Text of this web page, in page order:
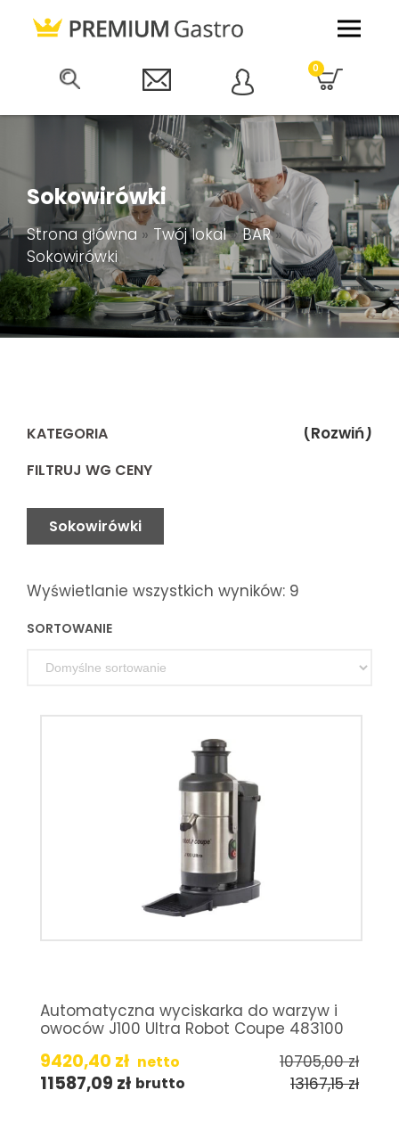
0
Sokowirówki
Strona główna » Twój lokal»BAR»
Sokowirówki
KATEGORIA (Rozwiń)
FILTRUJ WG CENY
Sokowirówki
Wyświetlanie wszystkich wyników: 9
SORTOWANIE
Automatyczna wyciskarka do warzyw i
owoców J100 Ultra Robot Coupe 483100
9420,40 zł netto 10705,00zł
11587,09 zł brutto 13167,15zł